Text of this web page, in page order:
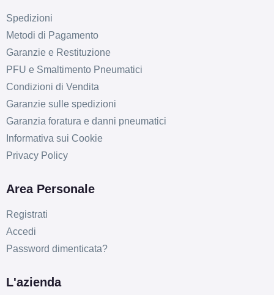
B
Spedizioni
Metodi di Pagamento
Garanzie e Restituzione
PFU e Smaltimento Pneumatici
Condizioni di Vendita
Garanzie sulle spedizioni
Garanzia foratura e danni pneumatici
Informativa sui Cookie
Privacy Policy
Area Personale
Registrati
Accedi
Password dimenticata?
L'azienda